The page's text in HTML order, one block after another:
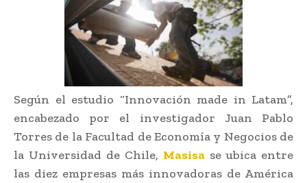
Según el estudio “Innovación made in Latam”,
encabezado por el investigador Juan Pablo
Torres de la Facultad de Economía y Negocios de
la Universidad de Chile, Masisa se ubica entre
las diez empresas más innovadoras de América